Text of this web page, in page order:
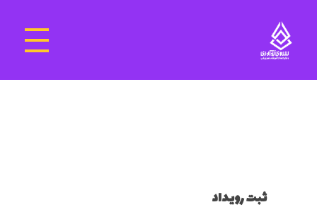
ثبت رویداد